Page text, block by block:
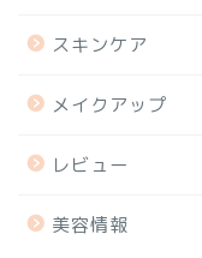
スキンケア
メイクアップ
レビュー
美容情報